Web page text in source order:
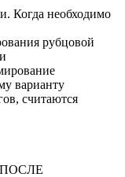
Когда необходимо
рубцовой
варианту
считаются